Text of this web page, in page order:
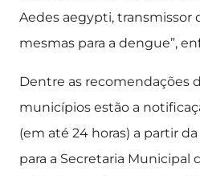
Aedes aegypti, transmissor
mesmas para a dengue”,
Dentre as recomendações
municípios estão a
(em até 24 horas) a partir
para a Secretaria Municipal